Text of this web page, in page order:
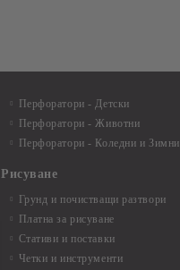
Перфоратори - Детски
Перфоратори - Животни
Перфоратори - Коледни и Зимни
Рисуване
Грунд и почистващи разтвори
Платна за рисуване
Стативи и поставки
Четки и инструменти